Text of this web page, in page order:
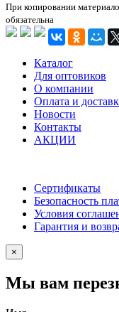
При копировании
обязательна
Каталог
Для оптовиков
О компании
Оплата и
Новости
Контакты
АКЦИИ
Сертификаты
Безопасность
Условия
Гарантия и
×
Мы вам